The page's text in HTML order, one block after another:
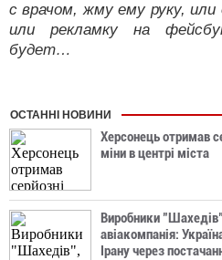
с врачом, жму ему руку, или
или рекламку на
будет…
ОСТАННІ НОВИНИ
Херсонець отримав
міни в центрі міста
Виробники
авіакомпанія:
Ірану через